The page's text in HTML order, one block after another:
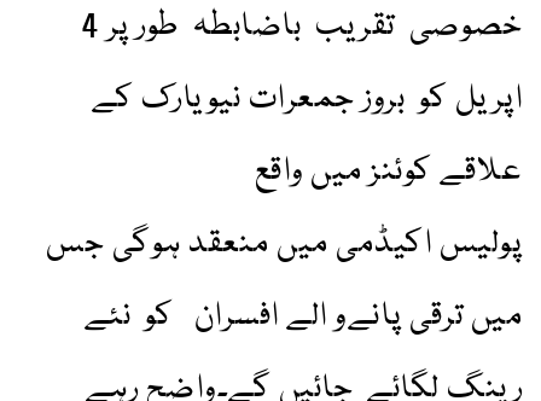
خصوصی تقریب باضابطہ طور پر 4
اپریل کو بروز جمعرات نیویارک کے
علاقے کوئنز میں واقع
پولیس اکیڈمی میں منعقد ہوگی جس
میں ترقی پانےو الے افسران کو نئے
رینگ لگائے جائیں گے۔واضح رہے